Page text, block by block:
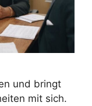
und bringt
mit sich.